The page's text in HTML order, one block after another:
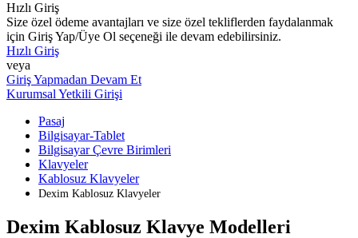
Hızlı Giriş
Size özel ödeme avantajları ve size özel tekliflerden faydalanmak
için Giriş Yap/Üye Ol seçeneği ile devam edebilirsiniz.
Hızlı Giriş
veya
Giriş Yapmadan Devam Et
Kurumsal Yetkili Girişi
Pasaj
Bilgisayar-Tablet
Bilgisayar Çevre Birimleri
Klavyeler
Kablosuz Klavyeler
Dexim Kablosuz Klavyeler
Dexim Kablosuz Klavye Modelleri